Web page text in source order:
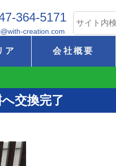
364-5171
creation.com
ア 会社概要
交換完了